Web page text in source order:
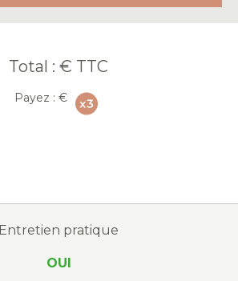
Total : € TTC
Payez :€
Entretien pratique
OUI